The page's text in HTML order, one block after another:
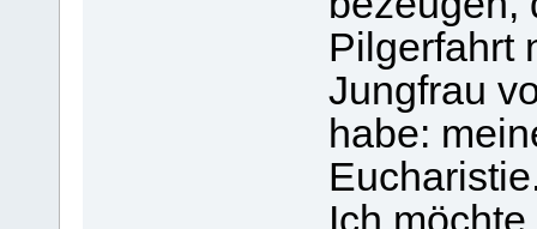
Pilgerfahrt
Jungfrau
habe:
Ich